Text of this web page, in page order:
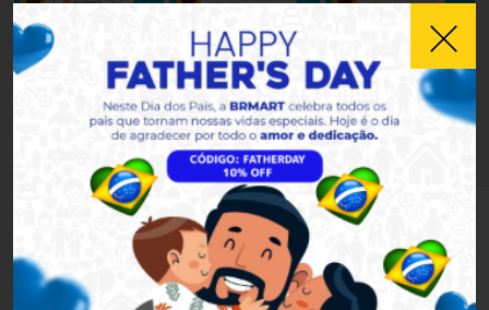
BISCOITOS E SALGADINHOS VER TODOS